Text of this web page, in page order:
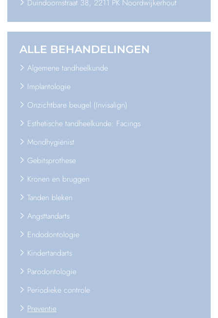
Duindoornstraat 38, 2211 PK Noordwijkerhout
ALLE BEHANDELINGEN
Algemene tandheelkunde
Implantologie
Onzichtbare beugel (Invisalign)
Esthetische tandheelkunde: Facings
Mondhygiënist
Gebitsprothese
Kronen en bruggen
Tanden bleken
Angsttandarts
Endodontologie
Kindertandarts
Parodontologie
Periodieke controle
Preventie